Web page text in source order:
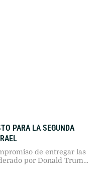
PARA LA SEGUNDA
de entregar las
por Donald Trump,
el borrador del